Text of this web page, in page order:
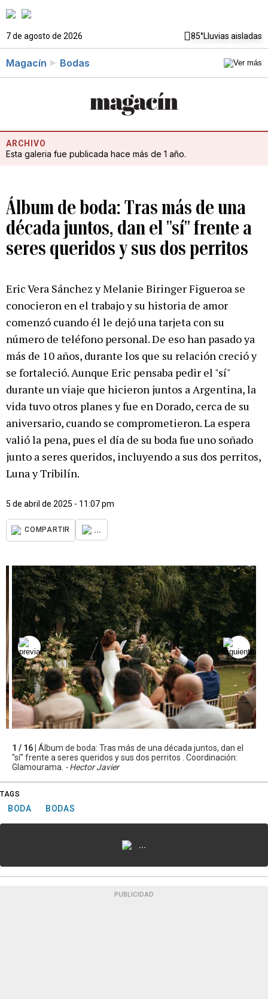
7 de agosto de 2026 85°Lluvias aisladas
Magacín Bodas
ARCHIVO
Esta galeria fue publicada hace más de 1 año.
Álbum de boda: Tras más de una
década juntos, dan el "sí" frente a
seres queridos y sus dos perritos
Eric Vera Sánchez y Melanie Biringer Figueroa se
conocieron en el trabajo y su historia de amor
comenzó cuando él le dejó una tarjeta con su
número de teléfono personal. De eso han pasado ya
más de 10 años, durante los que su relación creció y
se fortaleció. Aunque Eric pensaba pedir el "sí"
durante un viaje que hicieron juntos a Argentina, la
vida tuvo otros planes y fue en Dorado, cerca de su
aniversario, cuando se comprometieron. La espera
valió la pena, pues el día de su boda fue uno soñado
junto a seres queridos, incluyendo a sus dos perritos,
Luna y Tribilín.
5 de abril de 2025 - 11:07 pm
COMPARTIR ...
1 / 16 | Álbum de boda: Tras más de una década juntos, dan el
"sí" frente a seres queridos y sus dos perritos . Coordinación:
Glamourama. - Hector Javier
TAGS
BODA BODAS
...
PUBLICIDAD